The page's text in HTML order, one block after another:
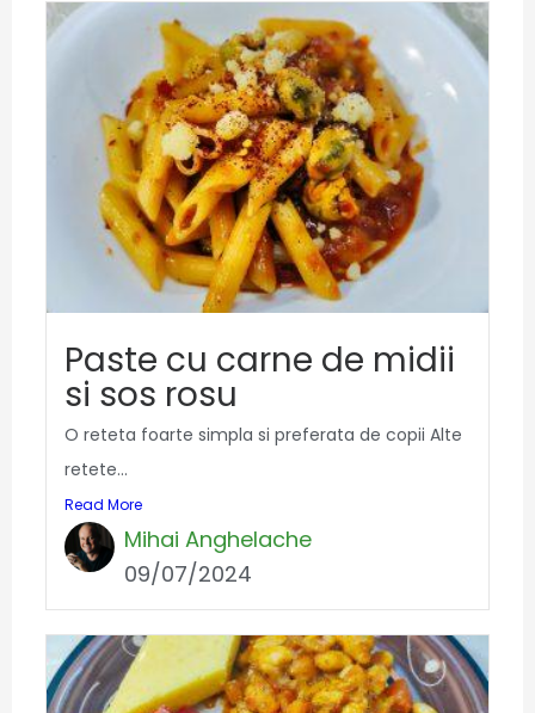
Paste cu carne de midii
si sos rosu
O reteta foarte simpla si preferata de copii Alte
retete...
Read More
Mihai Anghelache
09/07/2024